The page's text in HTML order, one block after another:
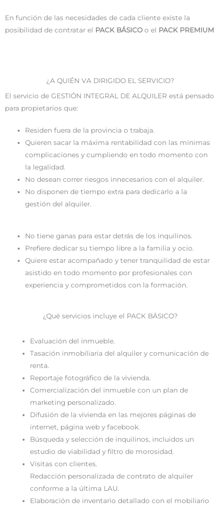
En función de las necesidades de cada cliente existe la
posibilidad de contratar el PACK BÁSICOo el PACK PREMIUM
¿A QUIÉN VA DIRIGIDO EL SERVICIO?
El servicio de GESTIÓN INTEGRAL DE ALQUILER está pensado
para propietarios que:
Residen fuera de la provincia o trabaja.
Quieren sacar la máxima rentabilidad con las mínimas
complicaciones y cumpliendo en todo momento con
la legalidad.
No desean correr riesgos innecesarios con el alquiler.
No disponen de tiempo extra para dedicarlo a la
gestión del alquiler.
No tiene ganas para estar detrás de los inquilinos.
Prefiere dedicar su tiempo libre a la familia y ocio.
Quiere estar acompañado y tener tranquilidad de estar
asistido en todo momento por profesionales con
experiencia y comprometidos con la formación.
¿Qué servicios incluye el PACK BÁSICO?
Evaluación del inmueble.
Tasación inmobiliaria del alquiler y comunicación de
renta.
Reportaje fotográfico de la vivienda.
Comercialización del inmueble con un plan de
marketing personalizado.
Difusión de la vivienda en las mejores páginas de
internet, página web y facebook.
Búsqueda y selección de inquilinos, incluidos un
estudio de viabilidad y filtro de morosidad.
Visitas con clientes.
Redacción personalizada de contrato de alquiler
conforme a la última LAU.
Elaboración de inventario detallado con el mobiliario